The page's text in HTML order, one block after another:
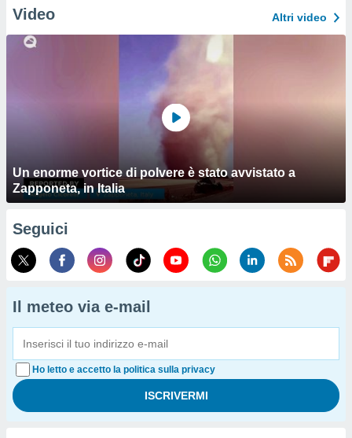
Video Altri video
Un enorme vortice di polvere è stato avvistato a
Zapponeta, in Italia
Seguici
Il meteo via e-mail
Ho letto e accetto la politica sulla privacy